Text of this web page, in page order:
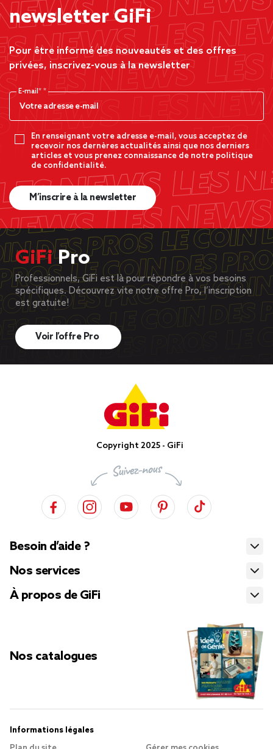
newsletter GiFi
Pour être informé des nouveautés et des offres
privées, inscrivez-vous à la newsletter
E-mail*
En renseignant votre adresse e-mail, vous acceptez de
recevoir nos dernères actualités ainsi que nos derniers
articles et vous prenez connaissance de notre politique
de confidentialité.
M’inscrire à la newsletter
GiFiPro
Professionnels, GiFi est là pour répondre à vos besoins
spécifiques. Découvrez vite notre offre Pro, l’inscription
est gratuite!
Voir l’offre Pro
Copyright 2025 - GiFi
Besoin d’aide ?
Nos services
À propos de GiFi
Nos catalogues
Informations légales